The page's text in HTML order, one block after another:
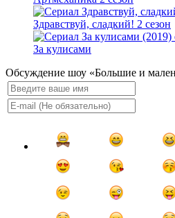
Здравствуй, сладкий! 2 сезон
За кулисами
Обсуждение шоу «Большие и